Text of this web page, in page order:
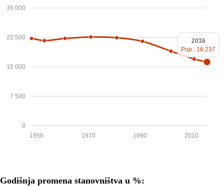
0
7 500
15 000
22 500
30 000
2010
1990
1970
1950
2016
Pop.: 16 237
Godišnja promena stanovništva u %: